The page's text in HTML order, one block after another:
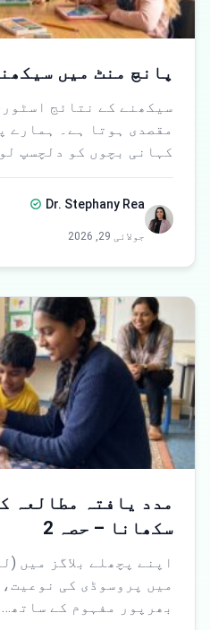
پانچ منٹ میں
سیکھنے کے نتائج
مقصدی ہوتا ہے۔ ہمارے
کہانی بچوں کو دلچسپ
Dr. Stephany Rea
جولائی 29, 2026
مدد یافتہ مطالعہ
سکھانا – حصہ 2
اپنے پچھلے بلاگز میں
میں پروسوڈی کی
بھرپور مفہوم کے ساتھ…